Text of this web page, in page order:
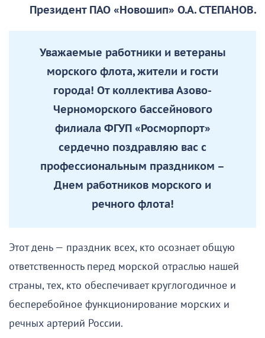
Президент ПАО «Новошип» О.А. СТЕПАНОВ.
Уважаемые работники и ветераны
морского флота, жители и гости
города! От коллектива Азово-
Черноморского бассейнового
филиала ФГУП «Росморпорт»
сердечно поздравляю вас с
профессиональным праздником –
Днем работников морского и
речного флота!
Этот день — праздник всех, кто осознает общую
ответственность перед морской отраслью нашей
страны, тех, кто обеспечивает круглогодичное и
бесперебойное функционирование морских и
речных артерий России.